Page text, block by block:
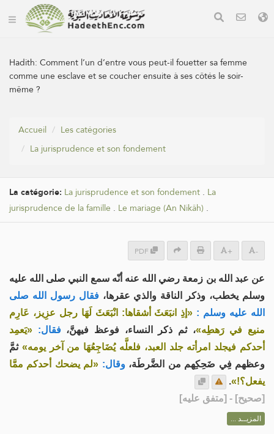
Hadith:Comment l’un d’entre vous peut-il fouetter sa femme
comme une esclave et se coucher ensuite à ses côtés le soir-
même ?
Accueil
Les catégories
La jurisprudence et son fondement
La catégorie: La jurisprudence et son fondement . La
jurisprudence de la famille . Le mariage (An Nikâh) .
PDF + -
عن عبد الله بن زمعة رضي الله عنه أنّه سمع النبي صلى الله عليه
وسلم يخطب، وذكر الناقة والذي عقرها، فقال رسول الله صلى
الله عليه وسلم : «إذِ انبَعَثَ أشقاها: انْبَعَثَ لَهَا رجل عزِيز، عَارِم
منيع في رَهطِه»، ثم ذكر النساء، فوعظ فيهنَّ، فقال: «يَعمِد
أحدكم فيجلد امرأته جلد العبد، فلعلَّه يُضَاجِعُهَا من آخر يومه» ثمَّ
وعظهم فِي ضَحِكِهم من الضَّرطَة، وقال: «لم يضحك أحدكم ممَّا
يفعل؟!».
[صحيح] - [متفق عليه]
المزيــد ...